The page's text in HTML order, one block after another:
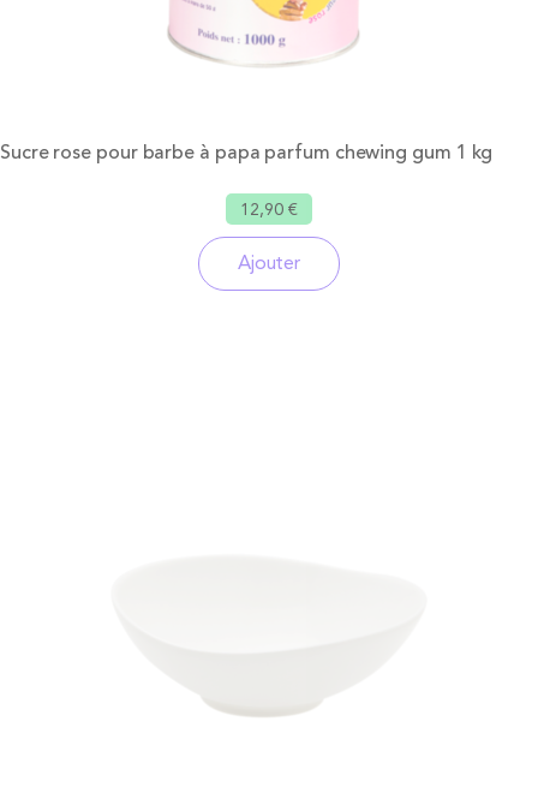
Sucre rose pour barbe à papa parfum chewing gum 1 kg
12,90 €
Ajouter